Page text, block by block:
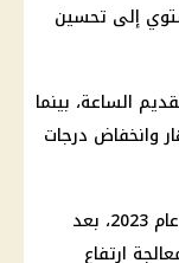
إلى تحسين
الساعة، بينما
وانخفاض درجات
العمل بالنظام في عام 2023، بعد
ارتفاع